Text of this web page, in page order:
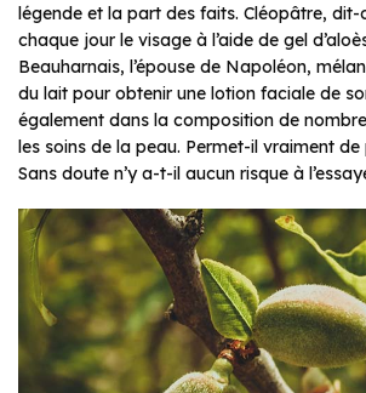
légende et la part des faits. Cléopâtre,
chaque jour le visage à l’aide de gel
Beauharnais, l’épouse de Napoléon,
du lait pour obtenir une lotion faciale de
également dans la composition de
les soins de la peau. Permet-il vraiment de
Sans doute n’y a-t-il aucun risque à